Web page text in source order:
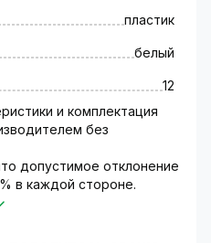
и настроек.
выходов для
абонентов.
следующие
6
пластик
белый
12
и комплектация
без
допустимое отклонение
в каждой стороне.